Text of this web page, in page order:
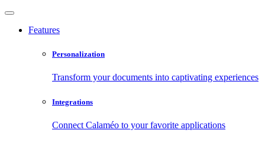
Features
Personalization
Transform your documents into captivating experiences
Integrations
Connect Calaméo to your favorite applications